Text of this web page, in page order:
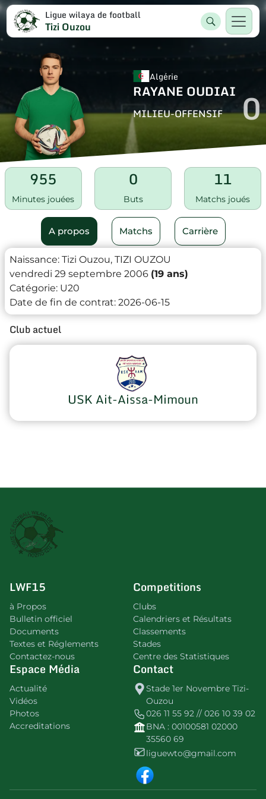
Ligue wilaya de football
Tizi Ouzou
Algérie
RAYANE OUDIAI
MILIEU-OFFENSIF 0
955
Minutes jouées
0
Buts
11
Matchs joués
A propos Matchs Carrière
Naissance: Tizi Ouzou, TIZI OUZOU
vendredi 29 septembre 2006 (19 ans)
Catégorie: U20
Date de fin de contrat: 2026-06-15
Club actuel
USK Ait-Aissa-Mimoun
LWF15
à Propos
Bulletin officiel
Documents
Textes et Réglements
Contactez-nous
Competitions
Clubs
Calendriers et Résultats
Classements
Stades
Centre des Statistiques
Espace Média
Actualité
Vidéos
Photos
Accreditations
Contact
Stade 1er Novembre Tizi-
Ouzou
026 11 55 92 // 026 10 39 02
BNA : 00100581 02000
35560 69
liguewto@gmail.com